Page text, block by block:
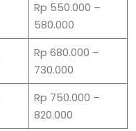
Rp 550.000 –
580.000
Rp 680.000 –
730.000
Rp 750.000 –
820.000